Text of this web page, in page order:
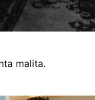
malita.